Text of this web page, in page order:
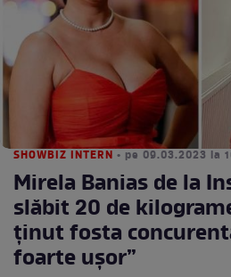
SHOWBIZ INTERN • pe 09.03.2023 la
Mirela Banias de la
slăbit 20 de
ținut fosta
foarte ușor”